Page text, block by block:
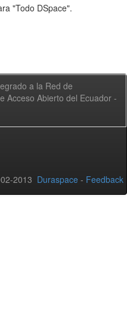
"Todo DSpace".
a la Red de
Acceso Abierto del Ecuador -
2013 Duraspace - Feedback